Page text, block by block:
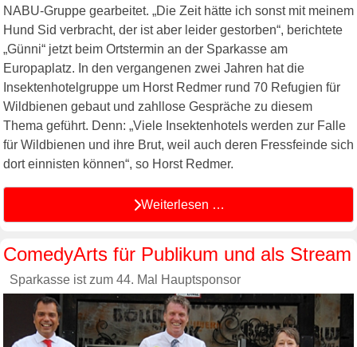
NABU-Gruppe gearbeitet. „Die Zeit hätte ich sonst mit meinem
Hund Sid verbracht, der ist aber leider gestorben“, berichtete
„Günni“ jetzt beim Ortstermin an der Sparkasse am
Europaplatz. In den vergangenen zwei Jahren hat die
Insektenhotelgruppe um Horst Redmer rund 70 Refugien für
Wildbienen gebaut und zahllose Gespräche zu diesem
Thema geführt. Denn: „Viele Insektenhotels werden zur Falle
für Wildbienen und ihre Brut, weil auch deren Fressfeinde sich
dort einnisten können“, so Horst Redmer.
Weiterlesen …
ComedyArts für Publikum und als Stream
Sparkasse ist zum 44. Mal Hauptsponsor